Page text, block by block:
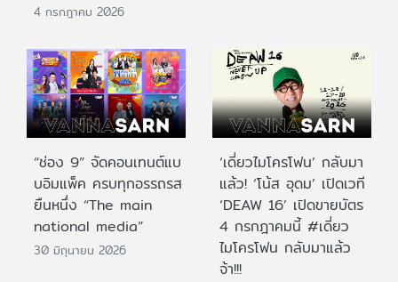
4 กรกฎาคม 2026
“ช่อง 9” จัดคอนเทนต์แบ
บอิมแพ็ค ครบทุกอรรถรส
ยืนหนึ่ง “The main
national media”
30 มิถุนายน 2026
‘เดี่ยวไมโครโฟน’ กลับมา
แล้ว! ‘โน้ส อุดม’ เปิดเวที
‘DEAW 16’ เปิดขายบัตร
4 กรกฎาคมนี้ #เดี่ยว
ไมโครโฟน กลับมาแล้ว
จ้า!!!